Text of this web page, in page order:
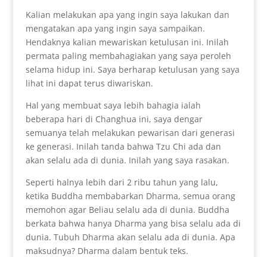
Kalian melakukan apa yang ingin saya lakukan dan
mengatakan apa yang ingin saya sampaikan.
Hendaknya kalian mewariskan ketulusan ini. Inilah
permata paling membahagiakan yang saya peroleh
selama hidup ini. Saya berharap ketulusan yang saya
lihat ini dapat terus diwariskan.
Hal yang membuat saya lebih bahagia ialah
beberapa hari di Changhua ini, saya dengar
semuanya telah melakukan pewarisan dari generasi
ke generasi. Inilah tanda bahwa Tzu Chi ada dan
akan selalu ada di dunia. Inilah yang saya rasakan.
Seperti halnya lebih dari 2 ribu tahun yang lalu,
ketika Buddha membabarkan Dharma, semua orang
memohon agar Beliau selalu ada di dunia. Buddha
berkata bahwa hanya Dharma yang bisa selalu ada di
dunia. Tubuh Dharma akan selalu ada di dunia. Apa
maksudnya? Dharma dalam bentuk teks.